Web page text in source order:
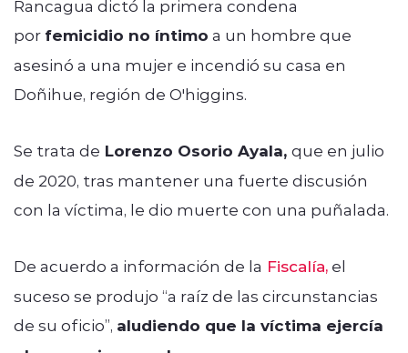
Rancagua dictó la primera condena
por femicidio no íntimo a un hombre que
asesinó a una mujer e incendió su casa en
Doñihue, región de O'higgins.
Se trata de Lorenzo Osorio Ayala, que en julio
de 2020, tras mantener una fuerte discusión
con la víctima, le dio muerte con una puñalada.
De acuerdo a información de la Fiscalía, el
suceso se produjo “a raíz de las circunstancias
de su oficio”, aludiendo que la víctima ejercía